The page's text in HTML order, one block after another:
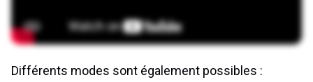
Différents modes sont également possibles :